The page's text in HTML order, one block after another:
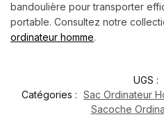
bandoulière pour transporter
portable. Consultez notre
ordinateur homme.
UGS :
Catégories : Sac Ordinateur
Sacoche